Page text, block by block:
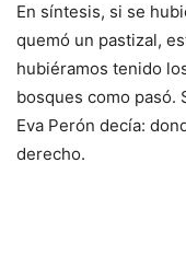
En síntesis, si se
quemó un pastizal,
hubiéramos tenido
bosques como pasó.
Eva Perón decía:
derecho.